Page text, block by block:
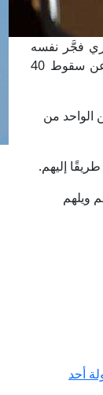
فجَّر نفسه
بحزام ناسف اليوم داخل حسينية في منطقة البلديات شرقيَّ العاصمة العراقية بغداد؛ مما أسفر عن سقوط 40
الواحد من
إليهم.
ويلهم
أحد